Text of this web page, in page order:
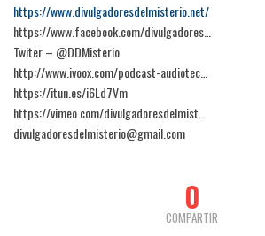
https://www.divulgadoresdelmisterio.net/
https://www.facebook.com/divulgadores…
Twiter – @DDMisterio
http://www.ivoox.com/podcast-audiotec…
https://itun.es/i6Ld7Vm
https://vimeo.com/divulgadoresdelmist…
divulgadoresdelmisterio@gmail.com
0
COMPARTIR